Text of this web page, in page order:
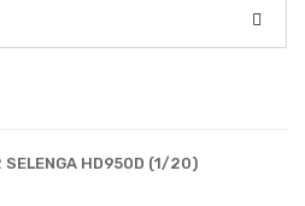
HD950D (1/20)